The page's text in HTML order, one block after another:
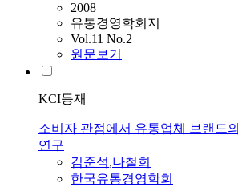
2008
유통경영학회지
Vol.11 No.2
원문보기
KCI등재
소비자 관점에서 유통업체 브랜드
연구
김준석,나철희
한국유통경영학회